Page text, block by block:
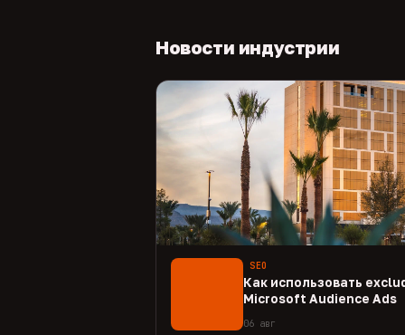
Новости индустрии
SEO
Как использовать
Microsoft Audience Ads
06 авг